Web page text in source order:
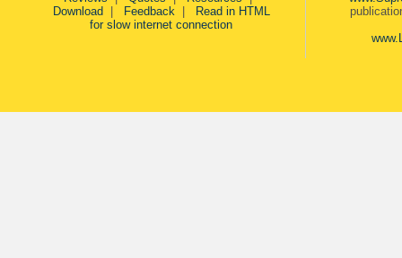
Download
Feedback|
Read in HTML
for slow internet connection